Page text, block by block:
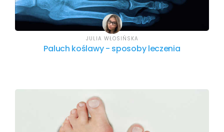
Paluch koślawy - sposoby leczenia
JULIA WŁOSIŃSKA